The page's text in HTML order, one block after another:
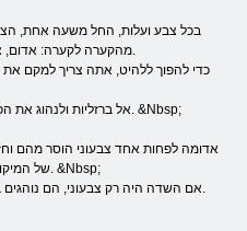
בכל צבע ועלות, החל משעה אחת,
כדי להפוך ללהיט, אתה צריך למקם את
אל ברזליות ולנהוג את הכדורים האדומים לכיסים אחד אחד. &Nbsp;
אדומה לפחות אחד צבעוני הוסר מהם
של המיקום בזמן, כמו האדומים יישארו בכיס. &Nbsp;
אם השדה היה רק ​​צבעוני, הם נוהגים